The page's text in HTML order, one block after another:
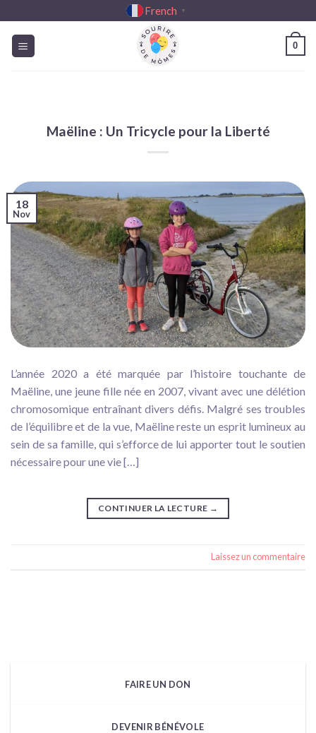
au
contenu
French ▼
0
Maëline : Un Tricycle pour la Liberté
18
Nov
L’année 2020 a été marquée par l’histoire touchante de
Maëline, une jeune fille née en 2007, vivant avec une délétion
chromosomique entraînant divers défis. Malgré ses troubles
de l’équilibre et de la vue, Maëline reste un esprit lumineux au
sein de sa famille, qui s’efforce de lui apporter tout le soutien
nécessaire pour une vie […]
CONTINUER LA LECTURE →
Laissez un commentaire
FAIRE UN DON
DEVENIR BÉNÉVOLE